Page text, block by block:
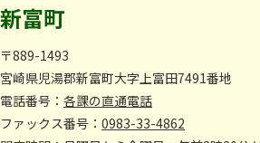
新富町
〒889-1493
宮崎県児湯郡新富町大字上富田7491番地
電話番号： 各課の直通電話
ファックス番号： 0983-33-4862